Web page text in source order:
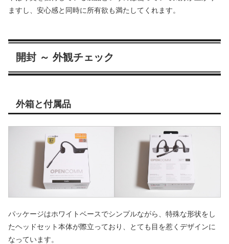
ますし、安心感と同時に所有欲も満たしてくれます。
開封 ～ 外観チェック
外箱と付属品
パッケージはホワイトベースでシンプルながら、特殊な形状をし
たヘッドセット本体が際立っており、とても目を惹くデザインに
なっています。